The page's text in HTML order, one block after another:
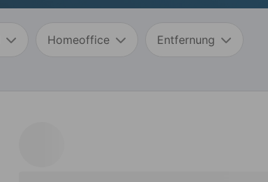
Homeoffice Entfernung